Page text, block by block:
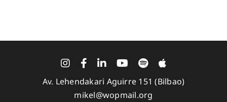
Av. Lehendakari Aguirre 151 (Bilbao)
mikel@wopmail.org